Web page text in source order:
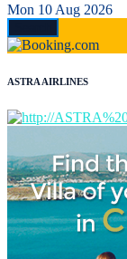
Mon 10 Aug 2026
ASTRA AIRLINES